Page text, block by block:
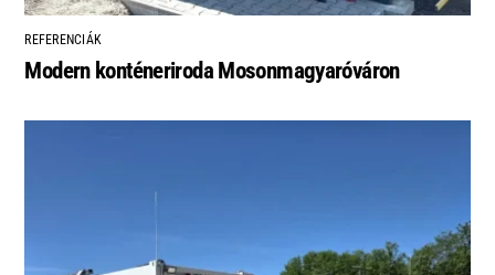
REFERENCIÁK
Modern konténeriroda Mosonmagyaróváron